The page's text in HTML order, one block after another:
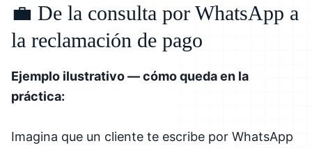
💼 De la consulta por WhatsApp a
la reclamación de pago
Ejemplo ilustrativo — cómo queda en la
práctica:
Imagina que un cliente te escribe por WhatsApp